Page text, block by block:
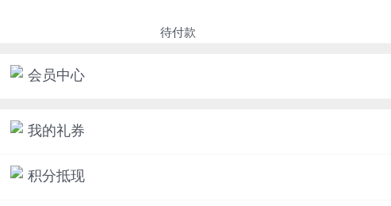
待付款
会员中心
我的礼券
积分抵现